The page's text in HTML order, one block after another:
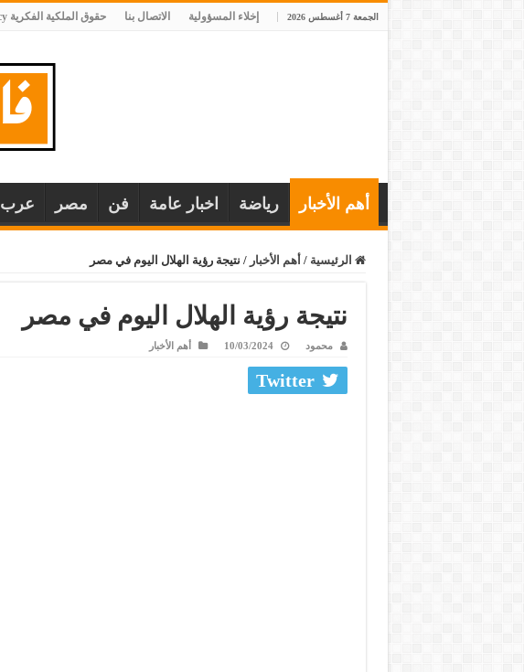
الجمعة 7 أغسطس 2026 إخلاء المسؤولية الاتصال بنا حقوق الملكية الفكرية DMCA Policy
أهم الأخبار رياضة اخبار عامة فن مصر عرب
الرئيسية / أهم الأخبار / نتيجة رؤية الهلال اليوم في مصر
نتيجة رؤية الهلال اليوم في مصر
محمود 10/03/2024 أهم الأخبار
Twitter